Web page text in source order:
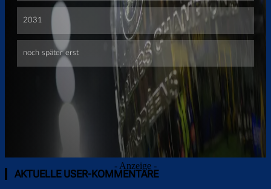
- Anzeige -
AKTUELLE USER-KOMMENTARE